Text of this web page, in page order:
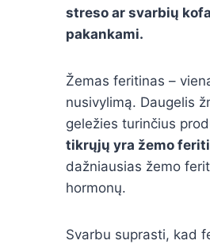
streso ar svarbių
pakankami.
Žemas feritinas –
nusivylimą. Daugelis
geležies turinčius
tikrųjų yra žemo
dažniausias žemo
hormonų.
Svarbu suprasti, kad